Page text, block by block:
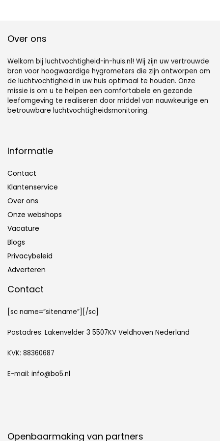
Over ons
Welkom bij luchtvochtigheid-in-huis.nl! Wij zijn uw vertrouwde
bron voor hoogwaardige hygrometers die zijn ontworpen om
de luchtvochtigheid in uw huis optimaal te houden. Onze
missie is om u te helpen een comfortabele en gezonde
leefomgeving te realiseren door middel van nauwkeurige en
betrouwbare luchtvochtigheidsmonitoring.
Informatie
Contact
Klantenservice
Over ons
Onze webshops
Vacature
Blogs
Privacybeleid
Adverteren
Contact
[sc name=”sitename”][/sc]
Postadres: Lakenvelder 3 5507KV Veldhoven Nederland
KVK: 88360687
E-mail: info@bo5.nl
Openbaarmaking van partners